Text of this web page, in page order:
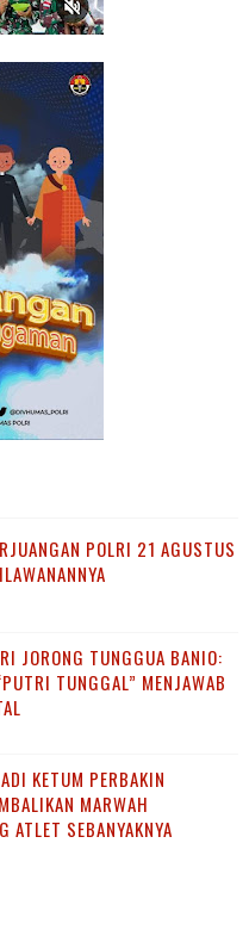
POLRI 21 AGUSTUS
JORONG TUNGGUA BANIO:
TUNGGAL” MENJAWAB
KETUM PERBAKIN
MARWAH
ATLET SEBANYAKNYA